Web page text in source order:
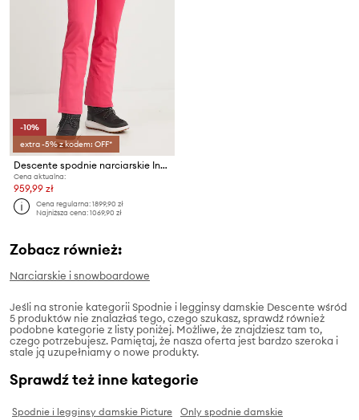
-10%
extra -5% z kodem: OFF*
Descente spodnie narciarskie Insulated
Cena aktualna:
959,99 zł
Cena regularna:1899,90 zł
Najniższa cena:1069,90 zł
Zobacz również:
Narciarskie i snowboardowe
Jeśli na stronie kategorii Spodnie i legginsy damskie Descente wśród
5 produktów nie znalazłaś tego, czego szukasz, sprawdź również
podobne kategorie z listy poniżej. Możliwe, że znajdziesz tam to,
czego potrzebujesz. Pamiętaj, że nasza oferta jest bardzo szeroka i
stale ją uzupełniamy o nowe produkty.
Sprawdź też inne kategorie
Spodnie i legginsy damskie Picture
Only spodnie damskie